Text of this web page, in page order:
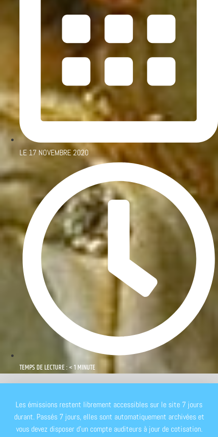
LE 17 NOVEMBRE 2020
TEMPS DE LECTURE : < 1 MINUTE
Les émissions restent librement accessibles sur le site 7 jours
durant. Passés 7 jours, elles sont automatiquement archivées et
vous devez disposer d'un compte auditeurs à jour de cotisation.